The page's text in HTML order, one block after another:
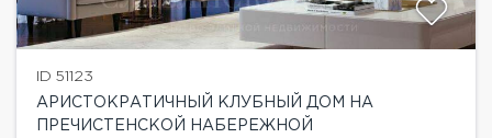
ID 51123
АРИСТОКРАТИЧНЫЙ КЛУБНЫЙ ДОМ НА
ПРЕЧИСТЕНСКОЙ НАБЕРЕЖНОЙ